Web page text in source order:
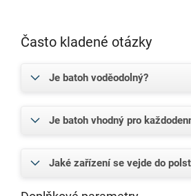
Často kladené otázky
Je batoh voděodolný?
Je batoh vhodný pro
Jaké zařízení se vejde do